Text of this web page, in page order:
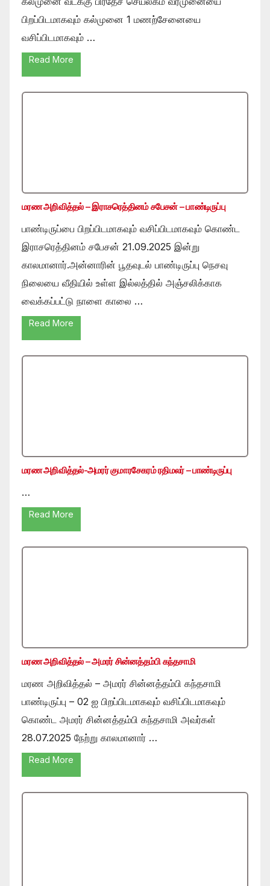
பிறப்பிடமாகவும் கல்முனை 1 மணற்சேனையை
வசிப்பிடமாகவும் …
Read More
மரண அறிவித்தல் – இராசரெத்தினம் சபேசன் – பாண்டிருப்பு
பாண்டிருப்பை பிறப்பிடமாகவும் வசிப்பிடமாகவும் கொண்ட
இராசரெத்தினம் சபேசன் 21.09.2025 இன்று
காலமானார்.அன்னாரின் பூதவுடல் பாண்டிருப்பு நெசவு
நிலையை வீதியில் உள்ள இல்லத்தில் அஞ்சலிக்காக
வைக்கப்பட்டு நாளை காலை …
Read More
மரண அறிவித்தல்-அமரர் குமாரசேகரம் ரதிமலர் – பாண்டிருப்பு
…
Read More
மரண அறிவித்தல் – அமரர் சின்னத்தம்பி கந்தசாமி
மரண அறிவித்தல் – அமரர் சின்னத்தம்பி கந்தசாமி
பாண்டிருப்பு – 02 ஐ பிறப்பிடமாகவும் வசிப்பிடமாகவும்
கொண்ட அமரர் சின்னத்தம்பி கந்தசாமி அவர்கள்
28.07.2025 நேற்று காலமானார் …
Read More